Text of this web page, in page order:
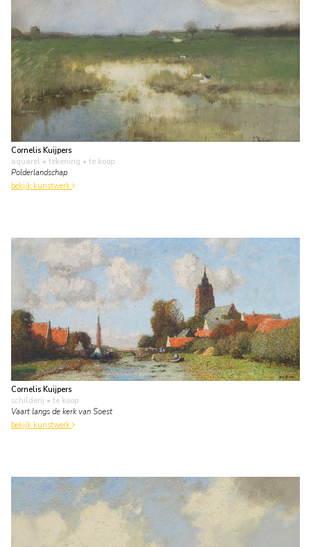
Cornelis Kuijpers
aquarel • tekening • te koop
Polderlandschap
bekijk kunstwerk
Cornelis Kuijpers
schilderij • te koop
Vaart langs de kerk van Soest
bekijk kunstwerk